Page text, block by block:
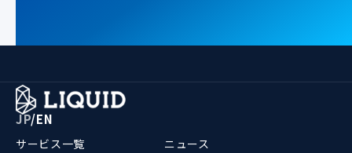
JP/EN
サービス一覧
ニュース